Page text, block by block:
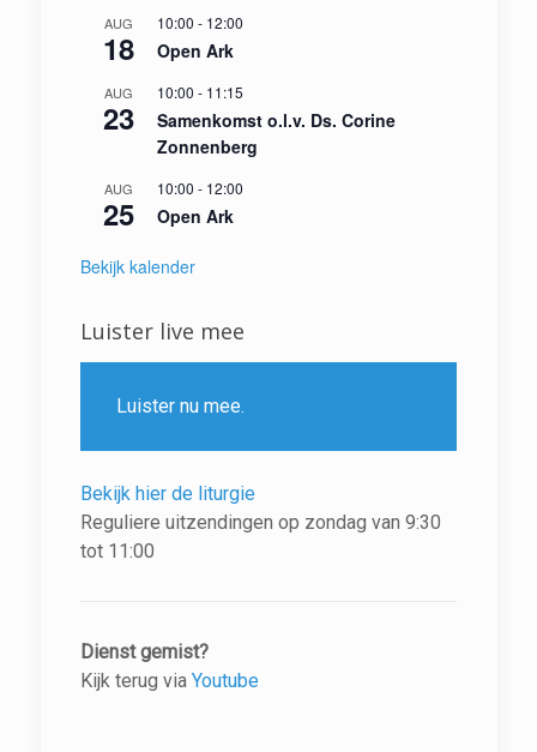
AUG
18
10:00 - 12:00
Open Ark
AUG
23
10:00 - 11:15
Samenkomst o.l.v. Ds. Corine
Zonnenberg
AUG
25
10:00 - 12:00
Open Ark
Bekijk kalender
Luister live mee
Luister nu mee.
Bekijk hier de liturgie
Reguliere uitzendingen op zondag van 9:30
tot 11:00
Dienst gemist?
Kijk terug via Youtube